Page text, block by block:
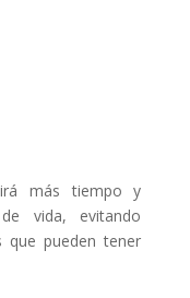
más tiempo y
vida, evitando
que pueden tener